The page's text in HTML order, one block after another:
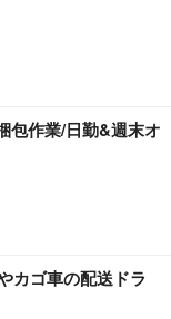
包作業/日勤&週末オ
カゴ車の配送ドラ